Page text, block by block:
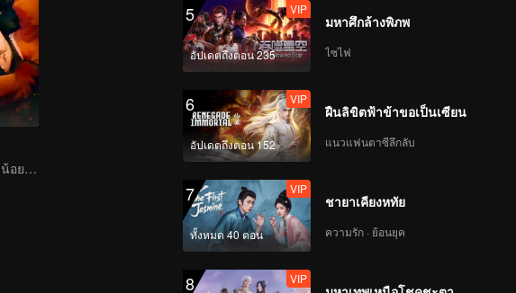
สาวกำพร้าขุนพลน้อยรักทรหดสุดฤทธิ์
5
อัปเดตถึงตอน 235
VIP
มหาศึกล้างพิภพ
ไซไฟ
6
อัปเดตถึงตอน 152
VIP
ฝืนลิขิตฟ้าข้าขอเป็นเซียน
แนวแฟนตาซีลึกลับ
7
ทั้งหมด 40 ตอน
VIP
ชายาเคียงหทัย
ความรัก · ย้อนยุค
8 VIP